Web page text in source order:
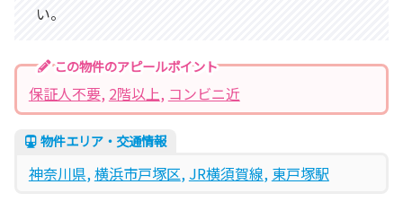
い。
この物件のアピールポイント
保証人不要, 2階以上, コンビニ近
物件エリア・交通情報
神奈川県, 横浜市戸塚区, JR横須賀線, 東戸塚駅